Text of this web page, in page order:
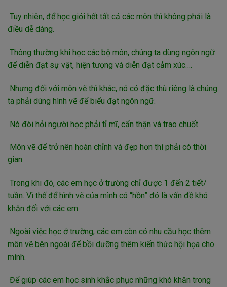
Tuy nhiên, để học giỏi hết tất cả các môn thì không phải là
điều dễ dàng.
Thông thường khi học các bộ môn, chúng ta dùng ngôn ngữ
để diễn đạt sự vật, hiện tượng và diễn đạt cảm xúc….
Nhưng đối với môn vẽ thì khác, nó có đặc thù riêng là chúng
ta phải dùng hình vẽ để biểu đạt ngôn ngữ.
Nó đòi hỏi người học phải tỉ mĩ, cẩn thận và trao chuốt.
Môn vẽ để trở nên hoàn chỉnh và đẹp hơn thì phải có thời
gian.
Trong khi đó, các em học ở trường chỉ được 1 đến 2 tiết/
tuần. Vì thế để hình vẽ của mình có “hồn” đó là vấn đề khó
khăn đối với các em.
Ngoài việc học ở trường, các em còn có nhu cầu học thêm
môn vẽ bên ngoài để bồi dưỡng thêm kiến thức hội họa cho
mình.
Để giúp các em học sinh khắc phục những khó khăn trong